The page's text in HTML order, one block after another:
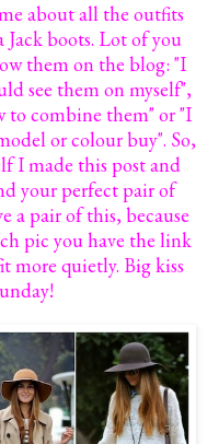
about all the outfits
Jack boots. Lot of you
them on the blog: "I
see them on myself",
to combine them" or "I
or colour buy". So,
I made this post and
your perfect pair of
a pair of this, because
pic you have the link
more quietly. Big kiss